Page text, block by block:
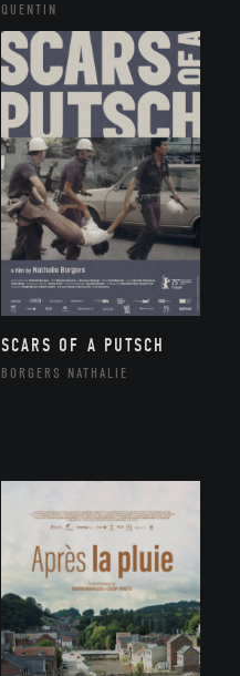
QUENTIN
SCARS OF A PUTSCH
BORGERS NATHALIE